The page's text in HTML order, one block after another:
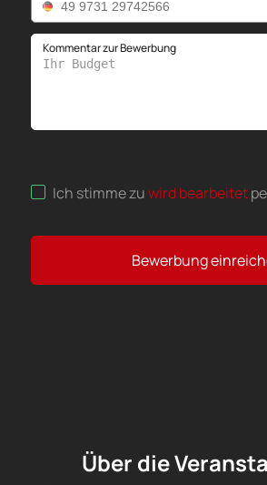
Kommentar zur Bewerbung
Ich stimme zuwird bearbeitet
Bewerbung
Über die